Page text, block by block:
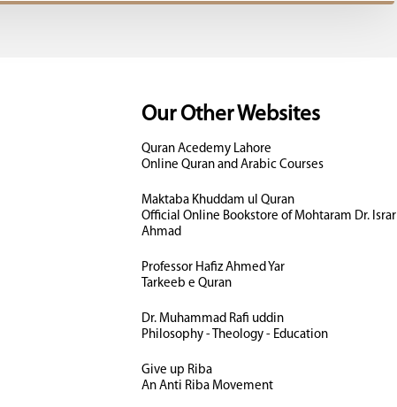
Our Other Websites
Quran Acedemy Lahore
Online Quran and Arabic Courses
Maktaba Khuddam ul Quran
Official Online Bookstore of Mohtaram Dr. Israr
Ahmad
Professor Hafiz Ahmed Yar
Tarkeeb e Quran
Dr. Muhammad Rafi uddin
Philosophy - Theology - Education
Give up Riba
An Anti Riba Movement